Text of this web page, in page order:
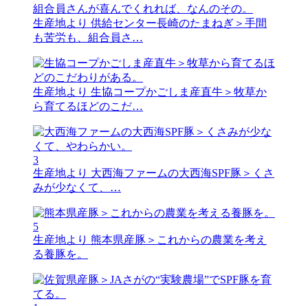
生産地より 供給センター長崎のたまねぎ＞手間
も苦労も、組合員さ…
生産地より 生協コープかごしま産直牛＞牧草か
ら育てるほどのこだ…
3
生産地より 大西海ファームの大西海SPF豚＞くさ
みが少なくて、…
5
生産地より 熊本県産豚＞これからの農業を考え
る養豚を。